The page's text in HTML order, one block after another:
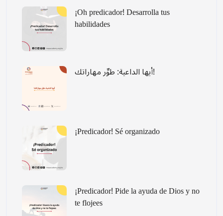
¡Oh predicador! Desarrolla tus
habilidades
أيها الداعية: طوِّر مهاراتك!
¡Predicador! Sé organizado
¡Predicador! Pide la ayuda de Dios y no
te flojees